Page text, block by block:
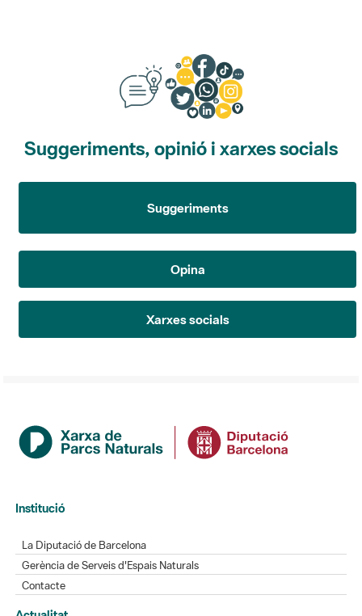
Suggeriments, opinió i xarxes socials
Suggeriments
Opina
Xarxes socials
Institució
La Diputació de Barcelona
Gerència de Serveis d'Espais Naturals
Contacte